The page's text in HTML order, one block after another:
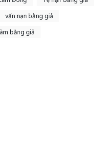
vấn nạn bằng giả
bằng giả